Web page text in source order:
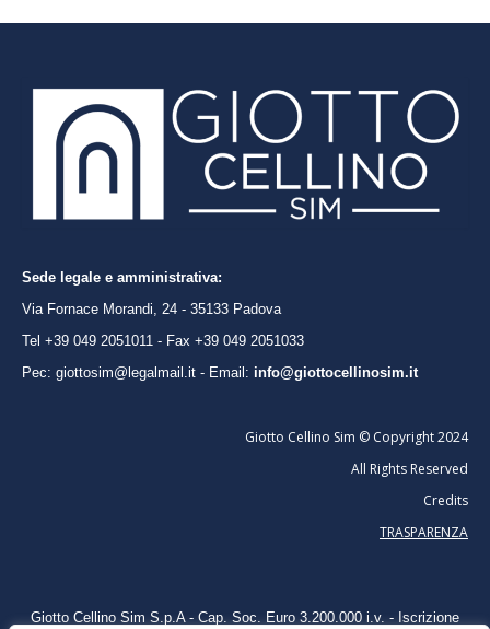
Sede legale e amministrativa:
Via Fornace Morandi, 24 - 35133 Padova
Tel +39 049 2051011 - Fax +39 049 2051033
Pec: giottosim@legalmail.it - Email: info@giottocellinosim.it
Giotto Cellino Sim © Copyright 2024
All Rights Reserved
Credits
TRASPARENZA
Giotto Cellino Sim S.p.A - Cap. Soc. Euro 3.200.000 i.v. - Iscrizione